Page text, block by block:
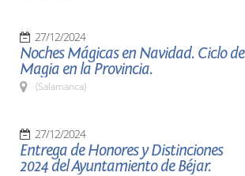
27/12/2024
Noches Mágicas en Navidad. Ciclo de
Magia en la Provincia.
(Salamanca)
27/12/2024
Entrega de Honores y Distinciones
2024 del Ayuntamiento de Béjar.